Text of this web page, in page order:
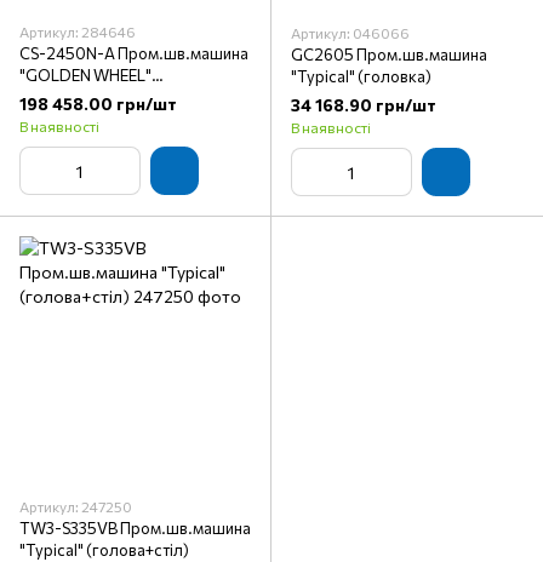
Артикул: 284646
CS-2450N-A Пром.шв.машина
"GOLDEN WHEEL"
(голова+стіл)
198 458.00 грн/шт
В наявності
Артикул: 046066
GС2605 Пром.шв.машина
"Typical" (головка)
34 168.90 грн/шт
В наявності
Артикул: 247250
TW3-S335VB Пром.шв.машина
"Typical" (голова+стіл)